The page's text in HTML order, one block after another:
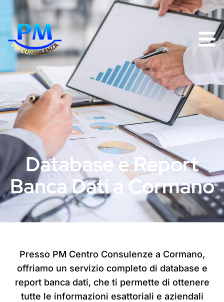
Database e Report
Banca Dati a Cormano
Presso PM Centro Consulenze a Cormano,
offriamo un servizio completo di database e
report banca dati, che ti permette di ottenere
tutte le informazioni esattoriali e aziendali